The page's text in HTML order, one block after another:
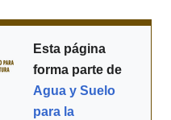
Esta página
forma parte de
Agua y Suelo
para la